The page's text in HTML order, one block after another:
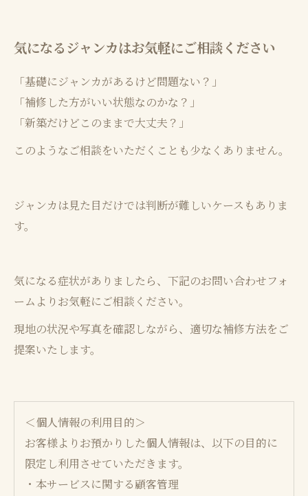
気になるジャンカはお気軽にご相談ください
「基礎にジャンカがあるけど問題ない？」
「補修した方がいい状態なのかな？」
「新築だけどこのままで大丈夫？」
このようなご相談をいただくことも少なくありません。
ジャンカは見た目だけでは判断が難しいケースもありま
す。
気になる症状がありましたら、下記のお問い合わせフォ
ームよりお気軽にご相談ください。
現地の状況や写真を確認しながら、適切な補修方法をご
提案いたします。
＜個人情報の利用目的＞
お客様よりお預かりした個人情報は、以下の目的に
限定し利用させていただきます。
・本サービスに関する顧客管理